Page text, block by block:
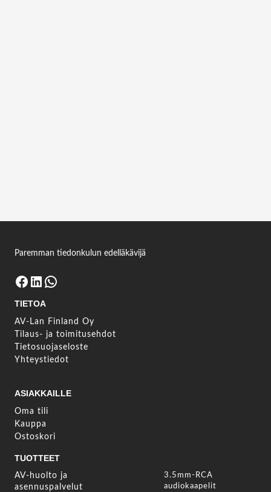
Kirjaudu sisään
Paremman tiedonkulun edelläkävijä
Facebook LinkedIn WhatsApp
TIETOA
AV-Lan Finland Oy
Tilaus- ja toimitusehdot
Tietosuojaseloste
Yhteystiedot
ASIAKKAILLE
Oma tili
Kauppa
Ostoskori
TUOTTEET
AV-huolto ja
asennuspalvelut
3.5mm-RCA
audiokaapelit